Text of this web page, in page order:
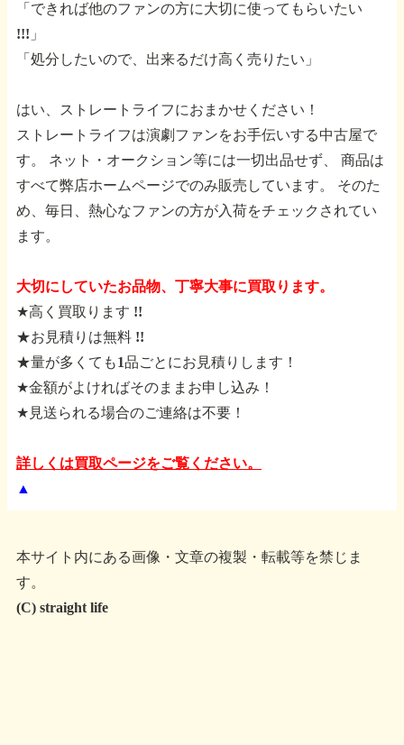
「できれば他のファンの方に大切に使ってもらいたい
!!!」
「処分したいので、出来るだけ高く売りたい」
はい、ストレートライフにおまかせください！
ストレートライフは演劇ファンをお手伝いする中古屋で
す。
ネット・オークション等には一切出品せず、
商品は
すべて弊店ホームページでのみ販売しています。
そのた
め、毎日、熱心なファンの方が入荷をチェックされてい
ます。
大切にしていたお品物、丁寧大事に買取ります。
★高く買取ります !!
★お見積りは無料 !!
★量が多くても1品ごとにお見積りします！
★金額がよければそのままお申し込み！
★見送られる場合のご連絡は不要！
詳しくは買取ページをご覧ください。
▲
本サイト内にある画像・文章の複製・転載等を禁じま
す。
(C) straight life